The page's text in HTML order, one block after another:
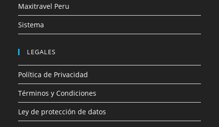
Maxitravel Peru
Sistema
LEGALES
Política de Privacidad
Términos y Condiciones
Ley de protección de datos